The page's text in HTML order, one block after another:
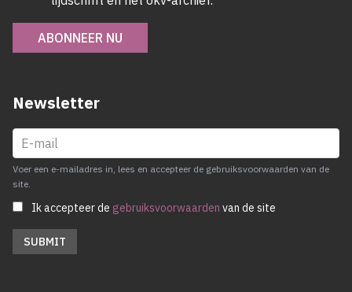
ABONNEER NU
Newsletter
Voer een e-mailadres in, lees en accepteer de gebruiksvoorwaarden van de
site.
Ik accepteer de gebruiksvoorwaarden van de site